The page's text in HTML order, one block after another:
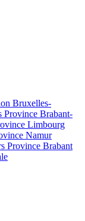
Bruxelles-
Province Brabant-
Limbourg
Namur
Province Brabant